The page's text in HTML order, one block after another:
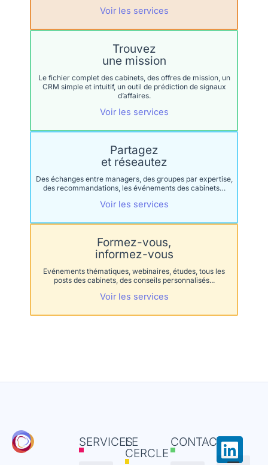
Voir les services
Trouvez
une mission
Le fichier complet des cabinets, des offres de mission, un
CRM simple et intuitif, un outil de prédiction de signaux
d’affaires.
Voir les services
Partagez
et réseautez
Des échanges entre managers, des groupes par expertise,
des recommandations, les événements des cabinets…
Voir les services
Formez-vous,
informez-vous
Evénements thématiques, webinaires, études, tous les
posts des cabinets, des conseils personnalisés...
Voir les services
SERVICES
LE
CERCLE
CONTACT